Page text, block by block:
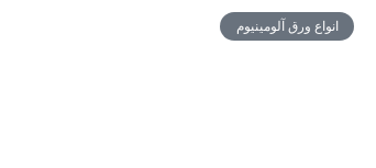
انواع ورق آلومینیوم